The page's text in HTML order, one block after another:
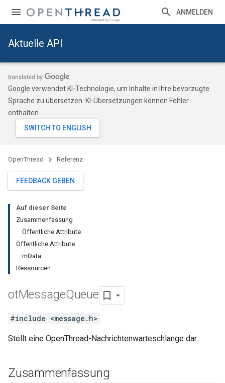
ANMELDEN
Aktuelle API
Google verwendet KI-Technologie, um Inhalte in Ihre bevorzugte
Sprache zu übersetzen. KI-Übersetzungen können Fehler
enthalten.
OpenThread Referenz
FEEDBACK GEBEN
Auf dieser Seite
Zusammenfassung
Öffentliche Attribute
Öffentliche Attribute
mData
Ressourcen
otMessageQueue
#include <message.h>
Stellt eine OpenThread-Nachrichtenwarteschlange dar.
Zusammenfassung